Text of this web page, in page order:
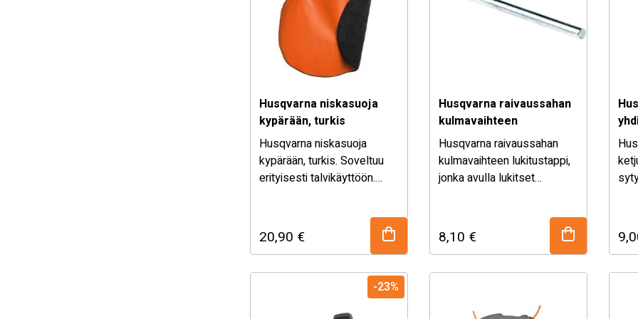
Husqvarna niskasuoja
kypärään, turkis
Husqvarna niskasuoja
kypärään, turkis. Soveltuu
erityisesti talvikäyttöön.
20,90 €
Husqvarna raivaussahan
kulmavaihteen
lukitustappi
Husqvarna raivaussahan
kulmavaihteen lukitustappi,
jonka avulla lukitset
8,10 €
-23%